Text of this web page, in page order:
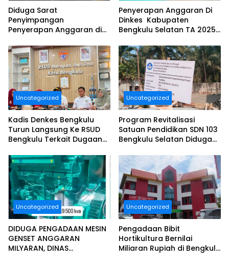
Diduga Sarat
Penyimpangan
Penyerapan Anggaran di
HOLTIKULTURA DAN
PERKEBUNAN PROVINSI
BENGKULU Tahun
Anggaran 2025 Resmi
Dilaporkan
Penyerapan Anggaran Di
Dinkes Kabupaten
Bengkulu Selatan TA 2025
Ajang Korupsi, Dan Segera
Dilaporkan.
Uncategorized
Kadis Denkes Bengkulu
Turun Langsung Ke RSUD
Bengkulu Terkait Dugaan
Maksimal..
Uncategorized
Program Revitalisasi
Satuan Pendidikan SDN 103
Bengkulu Selatan Diduga
Uncategorized
DIDUGA PENGADAAN MESIN
GENSET ANGGARAN
MILYARAN, DINAS
Uncategorized
Pengadaan Bibit
Hortikultura Bernilai
Miliaran Rupiah di Bengkulu